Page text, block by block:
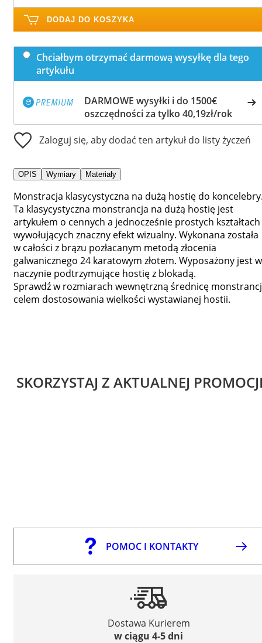
DODAJ DO KOSZYKA
Chciałbym otrzymać darmową wysyłkę dla tego
artykułu
DARMOWE wysyłki i do 1500€
oszczędności za tylko 40,19zł/rok
Zaloguj się, aby dodać ten artykuł do listy życzeń
OPIS Wymiary Materiały
Monstracja klasycystyczna na dużą hostię do
Ta klasycystyczna monstrancja na dużą hostię jest
artykułem o cennych a jednocześnie prostych kształtach
wywołujących znaczny efekt wizualny. Wykonana została
w całości z brązu pozłacanym metodą złocenia
galwanicznego 24 karatowym złotem. Wyposażony jest w
naczynie podtrzymujące hostię z blokadą.
Sprawdź w rozmiarach wewnętrzną średnicę
celem dostosowania wielkości wystawianej hostii.
SKORZYSTAJ Z AKTUALNEJ
POMOC I KONTAKTY
Dostawa Kurierem
w ciągu 4-5 dni